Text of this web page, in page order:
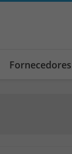
Fornecedores